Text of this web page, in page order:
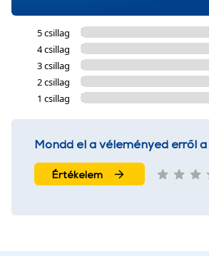
5 csillag
4 csillag
3 csillag
2 csillag
1 csillag
Mondd el a véleményed erről
Értékelem